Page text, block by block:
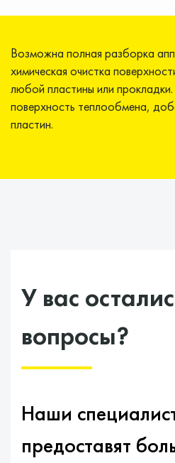
Возможна полная разборка
химическая очистка
любой пластины или
поверхность теплооб­мена,
пластин.
У вас
вопросы?
Наши
предоставят